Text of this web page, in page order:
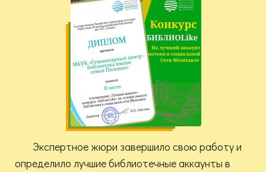
Экспертное жюри завершило свою работу и
определило лучшие библиотечные аккаунты в